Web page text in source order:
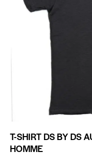
T-SHIRT DS BY DS
HOMME